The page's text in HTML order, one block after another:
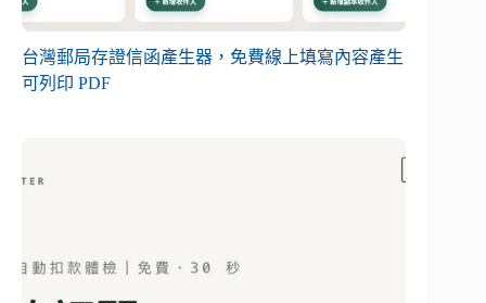
台灣郵局存證信函產生器，免費線上填寫內容產生
可列印 PDF